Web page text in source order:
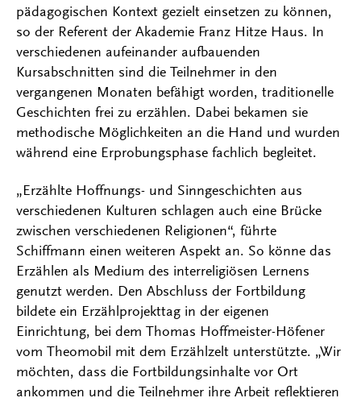
pädagogischen Kontext gezielt einsetzen zu können,
so der Referent der Akademie Franz Hitze Haus. In
verschiedenen aufeinander aufbauenden
Kursabschnitten sind die Teilnehmer in den
vergangenen Monaten befähigt worden, traditionelle
Geschichten frei zu erzählen. Dabei bekamen sie
methodische Möglichkeiten an die Hand und wurden
während eine Erprobungsphase fachlich begleitet.
„Erzählte Hoffnungs- und Sinngeschichten aus
verschiedenen Kulturen schlagen auch eine Brücke
zwischen verschiedenen Religionen“, führte
Schiffmann einen weiteren Aspekt an. So könne das
Erzählen als Medium des interreligiösen Lernens
genutzt werden. Den Abschluss der Fortbildung
bildete ein Erzählprojekttag in der eigenen
Einrichtung, bei dem Thomas Hoffmeister-Höfener
vom Theomobil mit dem Erzählzelt unterstützte. „Wir
möchten, dass die Fortbildungsinhalte vor Ort
ankommen und die Teilnehmer ihre Arbeit reflektieren